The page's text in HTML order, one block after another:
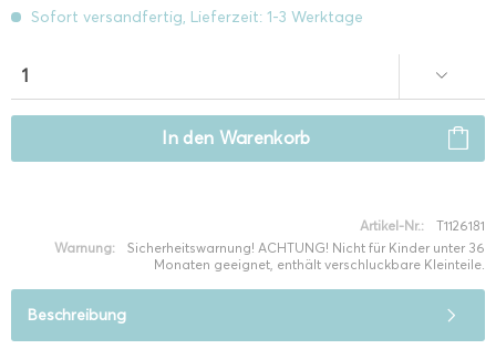
Sofort versandfertig, Lieferzeit: 1-3 Werktage
In den Warenkorb
Artikel-Nr.:
T1126181
Warnung:
Sicherheitswarnung! ACHTUNG! Nicht für Kinder unter 36
Monaten geeignet, enthält verschluckbare Kleinteile.
Beschreibung